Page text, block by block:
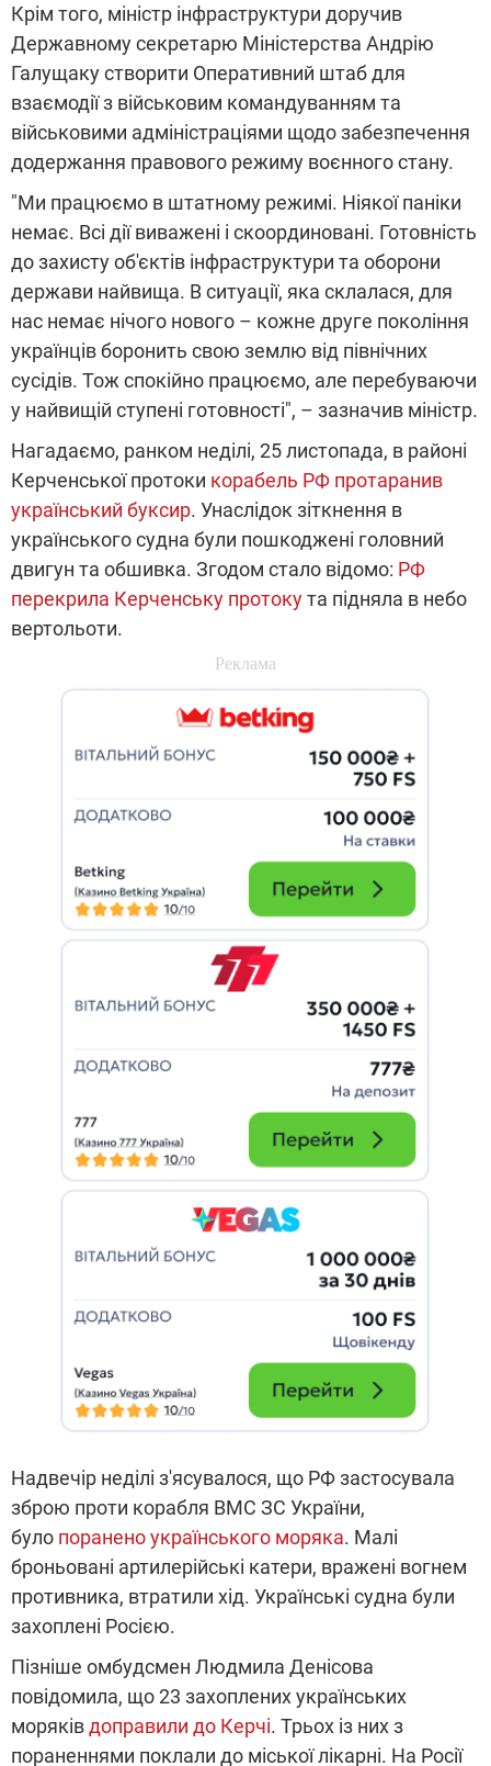
Крім того, міністр інфраструктури доручив
Державному секретарю Міністерства Андрію
Галущаку створити Оперативний штаб для
взаємодії з військовим командуванням та
військовими адміністраціями щодо забезпечення
додержання правового режиму воєнного стану.
"Ми працюємо в штатному режимі. Ніякої паніки
немає. Всі дії виважені і скоординовані. Готовність
до захисту об'єктів інфраструктури та оборони
держави найвища. В ситуації, яка склалася, для
нас немає нічого нового – кожне друге покоління
українців боронить свою землю від північних
сусідів. Тож спокійно працюємо, але перебуваючи
у найвищій ступені готовності", – зазначив міністр.
Нагадаємо, ранком неділі, 25 листопада, в районі
Керченської протоки корабель РФ протаранив
український буксир. Унаслідок зіткнення в
українського судна були пошкоджені головний
двигун та обшивка. Згодом стало відомо: РФ
перекрила Керченську протокута підняла в небо
вертольоти.
Надвечір неділі з'ясувалося, що РФ застосувала
зброю проти корабля ВМС ЗС України,
було поранено українського моряка. Малі
броньовані артилерійські катери, вражені вогнем
противника, втратили хід. Українські судна були
захоплені Росією.
Пізніше омбудсмен Людмила Денісова
повідомила, що 23 захоплених українських
моряківдоправили до Керчі. Трьох із них з
пораненнями поклали до міської лікарні. На Росії